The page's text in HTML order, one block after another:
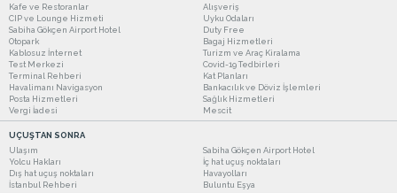
Kafe ve Restoranlar
Alışveriş
CIP ve Lounge Hizmeti
Uyku Odaları
Sabiha Gökçen Airport Hotel
Duty Free
Otopark
Bagaj Hizmetleri
Kablosuz İnternet
Turizm ve Araç Kiralama
Test Merkezi
Covid-19 Tedbirleri
Terminal Rehberi
Kat Planları
Havalimanı Navigasyon
Bankacılık ve Döviz İşlemleri
Posta Hizmetleri
Sağlık Hizmetleri
Vergi İadesi
Mescit
UÇUŞTAN SONRA
Ulaşım
Sabiha Gökçen Airport Hotel
Yolcu Hakları
İç hat uçuş noktaları
Dış hat uçuş noktaları
Havayolları
İstanbul Rehberi
Buluntu Eşya